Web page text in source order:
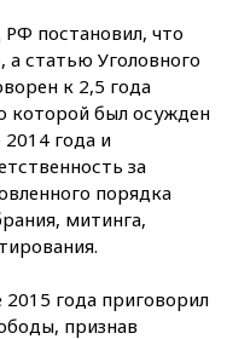
постановил, что
статью Уголовного
к 2,5 года
которой был осужден
года и
за
порядка
митинга,
года приговорил
признав